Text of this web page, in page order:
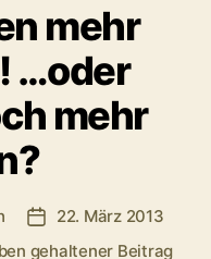
mehr
…oder
mehr
22. März 2013
gehaltener Beitrag